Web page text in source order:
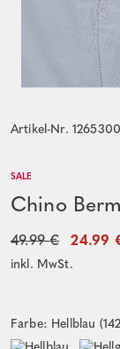
Artikel-Nr.
SALE
Chino
49.99 € 24.99
inkl. MwSt.
Farbe: Hellblau